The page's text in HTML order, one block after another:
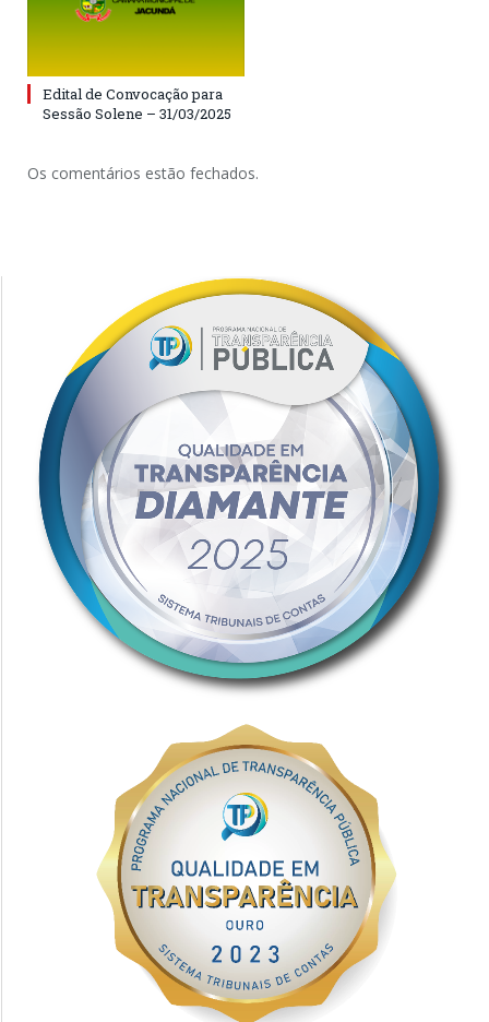
Edital de Convocação para
Sessão Solene – 31/03/2025
Os comentários estão fechados.